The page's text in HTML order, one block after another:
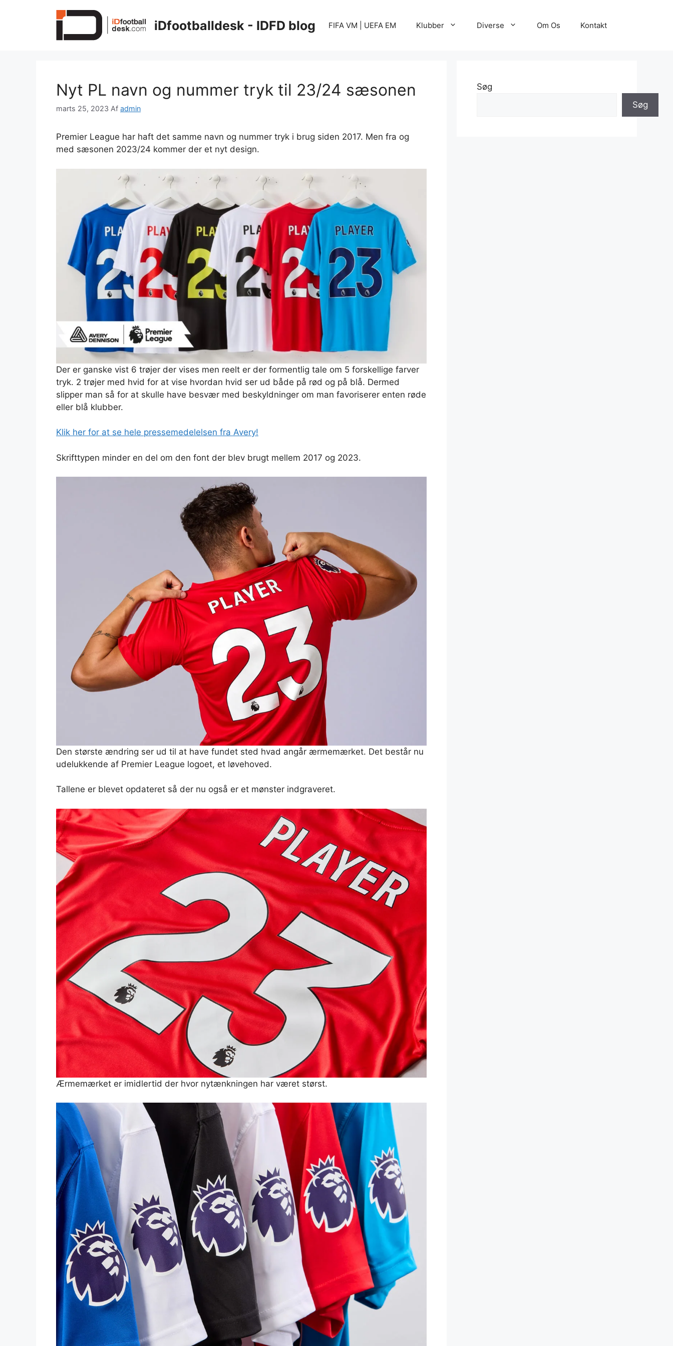
iDfootballdesk - IDFD blog FIFA VM | UEFA EM Klubber Diverse Om Os Kontakt
Nyt PL navn og nummer tryk til 23/24 sæsonen
marts 25, 2023 Af admin
Premier League har haft det samme navn og nummer tryk i brug siden 2017. Men fra og
med sæsonen 2023/24 kommer der et nyt design.
Der er ganske vist 6 trøjer der vises men reelt er der formentlig tale om 5 forskellige farver
tryk. 2 trøjer med hvid for at vise hvordan hvid ser ud både på rød og på blå. Dermed
slipper man så for at skulle have besvær med beskyldninger om man favoriserer enten røde
eller blå klubber.
Klik her for at se hele pressemedelelsen fra Avery!
Skrifttypen minder en del om den font der blev brugt mellem 2017 og 2023.
Den største ændring ser ud til at have fundet sted hvad angår ærmemærket. Det består nu
udelukkende af Premier League logoet, et løvehoved.
Tallene er blevet opdateret så der nu også er et mønster indgraveret.
Ærmemærket er imidlertid der hvor nytænkningen har været størst.
Søg
Søg